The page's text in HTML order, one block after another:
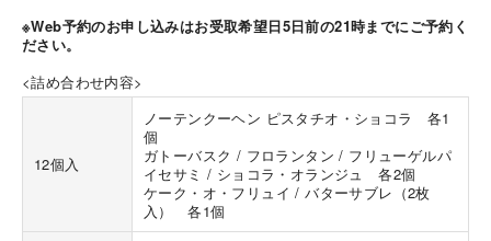
※Web予約のお申し込みはお受取希望日5日前の21時までにご予約く
ださい。
<詰め合わせ内容>
12個入
ノーテンクーヘン ピスタチオ・ショコラ 各1
個
ガトーバスク / フロランタン / フリューゲルパ
イセサミ / ショコラ・オランジュ 各2個
ケーク・オ・フリュイ / バターサブレ（2枚
入） 各1個